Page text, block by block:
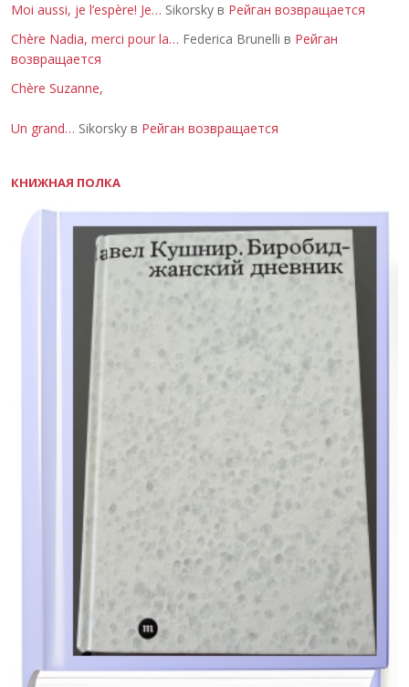
Moi aussi, je l’espère! Je… Sikorsky в Рейган возвращается
Chère Nadia, merci pour la… Federica Brunelli в Рейган
возвращается
Chère Suzanne,
Un grand… Sikorsky в Рейган возвращается
КНИЖНАЯ ПОЛКА